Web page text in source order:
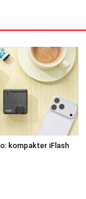
kompakter iFlash